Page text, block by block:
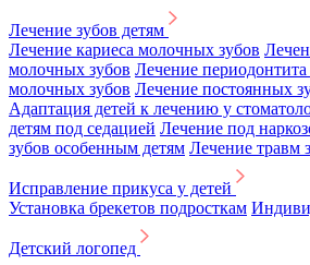
Лечение зубов детям
Лечение кариеса молочных зубов
молочных зубов Лечение периодонтита
молочных зубов Лечение постоянных
Адаптация детей к лечению у
детям под седацией Лечение под
зубов особенным детям Лечение травм
Исправление прикуса у детей
Установка брекетов подросткам
Детский логопед